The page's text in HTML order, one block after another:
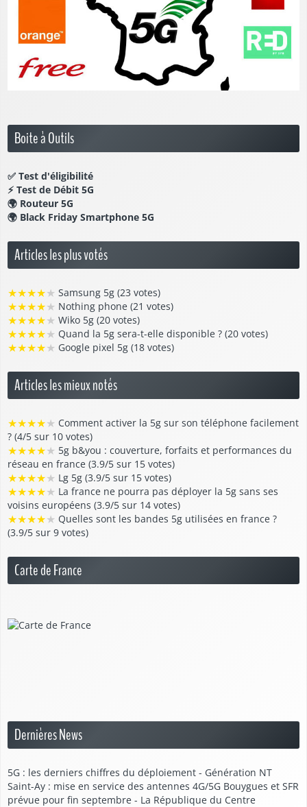
Boite à Outils
✅ Test d'éligibilité
⚡ Test de Débit 5G
🌍 Routeur 5G
🌍 Black Friday Smartphone 5G
Articles les plus votés
★★★★★ Samsung 5g (23 votes)
★★★★★ Nothing phone (21 votes)
★★★★★ Wiko 5g (20 votes)
★★★★★ Quand la 5g sera-t-elle disponible ? (20 votes)
★★★★★ Google pixel 5g (18 votes)
Articles les mieux notés
★★★★★ Comment activer la 5g sur son téléphone facilement
? (4/5 sur 10 votes)
★★★★★ 5g b&you : couverture, forfaits et performances du
réseau en france (3.9/5 sur 15 votes)
★★★★★ Lg 5g (3.9/5 sur 15 votes)
★★★★★ La france ne pourra pas déployer la 5g sans ses
voisins européens (3.9/5 sur 14 votes)
★★★★★ Quelles sont les bandes 5g utilisées en france ?
(3.9/5 sur 9 votes)
Carte de France
Dernières News
5G : les derniers chiffres du déploiement - Génération NT
Saint-Ay : mise en service des antennes 4G/5G Bouygues et SFR
prévue pour fin septembre - La République du Centre